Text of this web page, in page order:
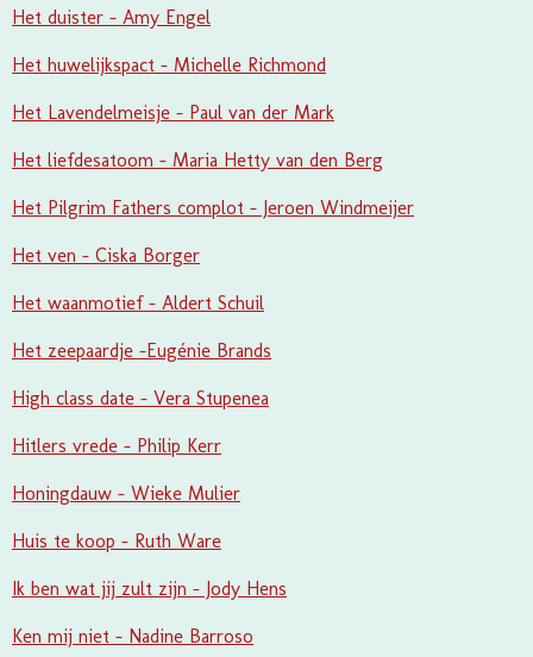
Het duister - Amy Engel
Het huwelijkspact - Michelle Richmond
Het Lavendelmeisje - Paul van der Mark
Het liefdesatoom - Maria Hetty van den Berg
Het Pilgrim Fathers complot - Jeroen Windmeijer
Het ven - Ciska Borger
Het waanmotief - Aldert Schuil
Het zeepaardje -Eugénie Brands
High class date - Vera Stupenea
Hitlers vrede - Philip Kerr
Honingdauw - Wieke Mulier
Huis te koop - Ruth Ware
Ik ben wat jij zult zijn - Jody Hens
Ken mij niet - Nadine Barroso